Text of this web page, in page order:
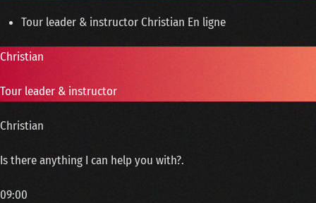
Tour leader & instructorChristian En ligne
Christian
Tour leader & instructor
Christian
Is there anything I can help you with?.
09:00